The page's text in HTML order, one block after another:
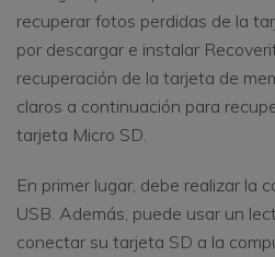
recuperar fotos perdidas de la
por descargar e instalar
recuperación de la tarjeta de
claros a continuación para
tarjeta Micro SD.
En primer lugar, debe realizar la
USB. Además, puede usar un
conectar su tarjeta SD a la